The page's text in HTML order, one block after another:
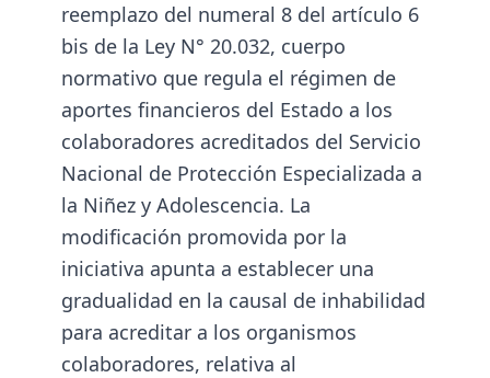
reemplazo del numeral 8 del artículo 6
bis de la Ley N° 20.032, cuerpo
normativo que regula el régimen de
aportes financieros del Estado a los
colaboradores acreditados del Servicio
Nacional de Protección Especializada a
la Niñez y Adolescencia. La
modificación promovida por la
iniciativa apunta a establecer una
gradualidad en la causal de inhabilidad
para acreditar a los organismos
colaboradores, relativa al